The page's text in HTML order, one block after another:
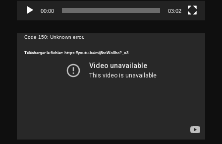
00:00 03:02
Lecteur
Code 150: Unknown error.
Télécharger le fichier: https://youtu.be/mij8roWo0hc?_=3